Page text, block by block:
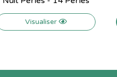
Visualiser